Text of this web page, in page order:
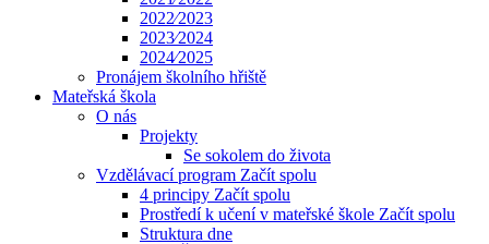
2022⁄2023
2023⁄2024
2024⁄2025
Pronájem školního hřiště
Mateřská škola
O nás
Projekty
Se sokolem do života
Vzdělávací program Začít spolu
4 principy Začít spolu
Prostředí k učení v mateřské škole Začít spolu
Struktura dne